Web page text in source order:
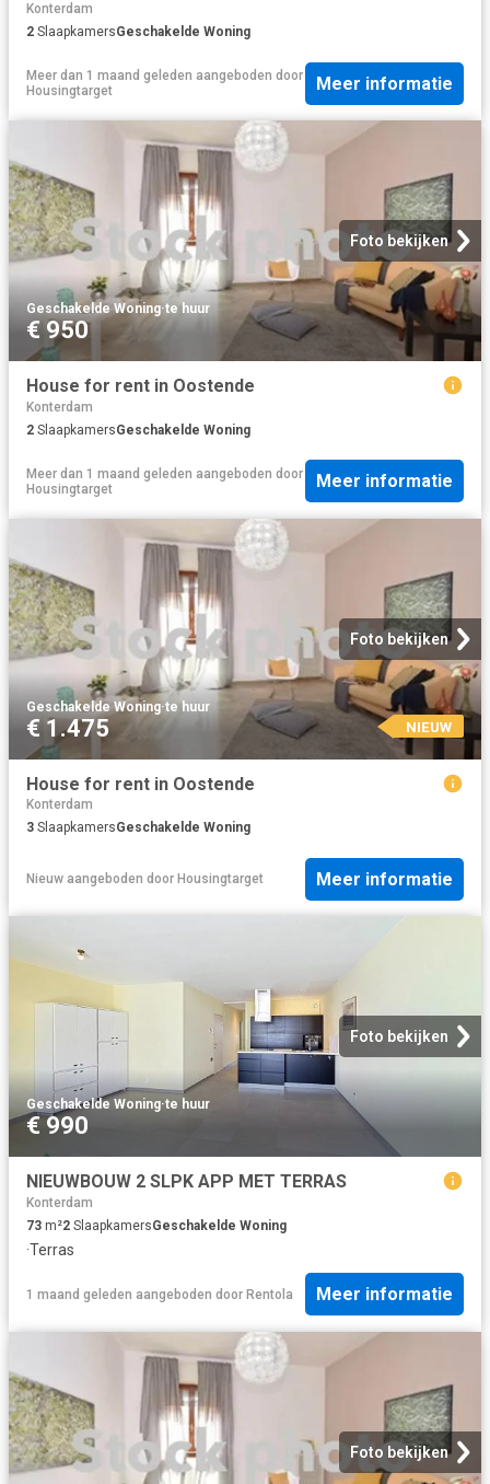
Konterdam
2 SlaapkamersGeschakelde Woning
Meer dan 1 maand geleden aangeboden door
Housingtarget
Meer informatie
Foto bekijken
Geschakelde Woning·te huur
€ 950
House for rent in Oostende
Konterdam
2 SlaapkamersGeschakelde Woning
Meer dan 1 maand geleden aangeboden door
Housingtarget
Meer informatie
Foto bekijken
Geschakelde Woning·te huur
€ 1.475 NIEUW
House for rent in Oostende
Konterdam
3 SlaapkamersGeschakelde Woning
Nieuw aangeboden door Housingtarget Meer informatie
Foto bekijken
Geschakelde Woning·te huur
€ 990
NIEUWBOUW 2 SLPK APP MET TERRAS
Konterdam
73 m²2 SlaapkamersGeschakelde Woning
·Terras
1 maand geleden aangeboden door Rentola Meer informatie
Foto bekijken